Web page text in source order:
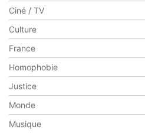
Ciné / TV
Culture
France
Homophobie
Justice
Monde
Musique